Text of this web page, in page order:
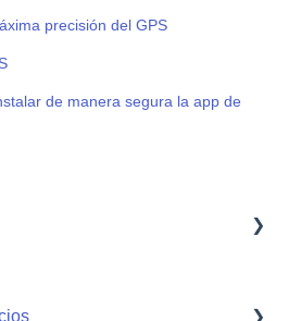
precisión del GPS
de manera segura la app de